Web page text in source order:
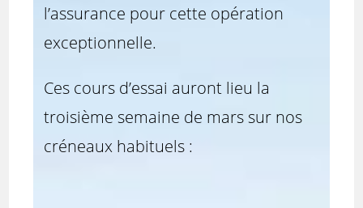
l’assurance pour cette opération
exceptionnelle.
Ces cours d’essai auront lieu la
troisième semaine de mars sur nos
créneaux habituels :